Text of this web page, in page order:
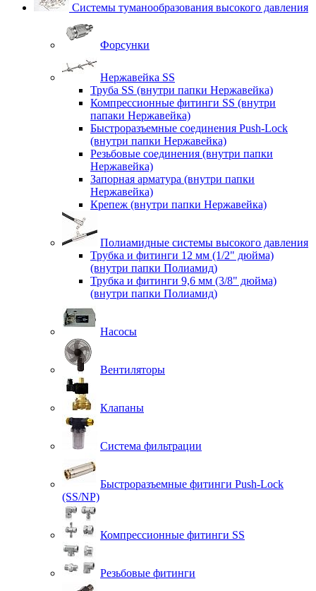
Системы туманообразования высокого давления
Форсунки
Нержавейка SS
Труба SS (внутри папки Нержавейка)
Компрессионные фитинги SS (внутри
папаки Нержавейка)
Быстроразъемные соединения Push-Lock
(внутри папки Нержавейка)
Резьбовые соединения (внутри папки
Нержавейка)
Запорная арматура (внутри папки
Нержавейка)
Крепеж (внутри папки Нержавейка)
Полиамидные системы высокого давления
Трубка и фитинги 12 мм (1/2" дюйма)
(внутри папки Полиамид)
Трубка и фитинги 9,6 мм (3/8" дюйма)
(внутри папки Полиамид)
Насосы
Вентиляторы
Клапаны
Система фильтрации
Быстроразъемные фитинги Push-Lock
(SS/NP)
Компрессионные фитинги SS
Резьбовые фитинги